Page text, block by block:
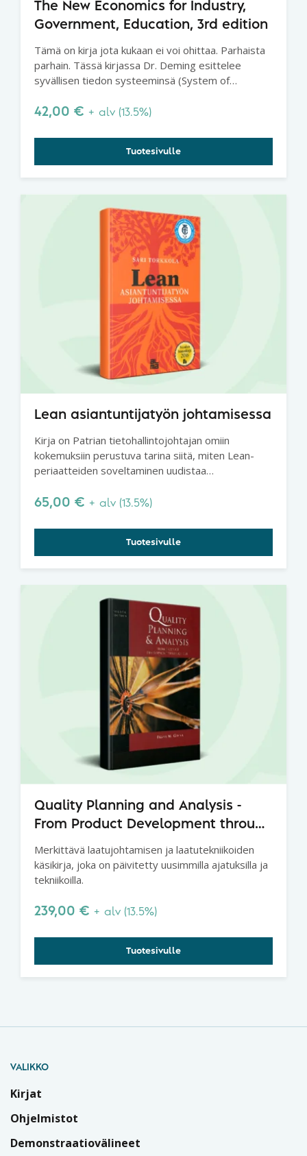
The New Economics for Industry,
Government, Education, 3rd edition
Tämä on kirja jota kukaan ei voi ohittaa. Parhaista
parhain. Tässä kirjassa Dr. Deming esittelee
syvällisen tiedon systeeminsä (System of
parantamisen onnistumiselle.
42,00 € + alv (13.5%)
Tuotesivulle
Lean asiantuntijatyön johtamisessa
Kirja on Patrian tietohallintojohtajan omiin
kokemuksiin perustuva tarina siitä, miten Lean-
periaatteiden soveltaminen uudistaa
65,00 € + alv (13.5%)
Tuotesivulle
Quality Planning and Analysis -
From Product Development through
Merkittävä laatujohtamisen ja laatutekniikoiden
käsikirja, joka on päivitetty uusimmilla ajatuksilla ja
tekniikoilla.
239,00 € + alv (13.5%)
Tuotesivulle
VALIKKO
Kirjat
Ohjelmistot
Demonstraatiovälineet